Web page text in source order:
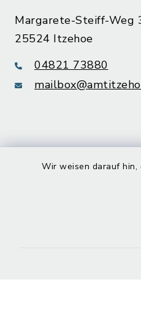
Wir weisen darauf hin,
Margarete-Steiff-Weg
25524 Itzehoe
04821 73880